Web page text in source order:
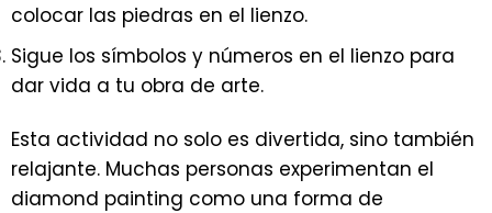
colocar las piedras en el lienzo.
Sigue los símbolos y números en el lienzo para
dar vida a tu obra de arte.
Esta actividad no solo es divertida, sino también
relajante. Muchas personas experimentan el
diamond painting como una forma de